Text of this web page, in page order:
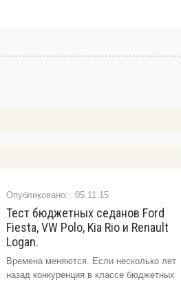
05.11.15
Тест бюджетных седанов Ford
Fiesta, VW Polo, Kia Rio и Renault
Logan.
Времена меняются. Если несколько лет
назад конкуренция в классе бюджетных